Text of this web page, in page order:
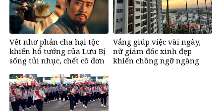
Vết nhơ phản cha hại tộc
khiến hổ tướng của Lưu Bị
sống tủi nhục, chết cô đơn
Vắng giúp việc vài ngày,
nữ giám đốc xinh đẹp
khiến chồng ngỡ ngàng